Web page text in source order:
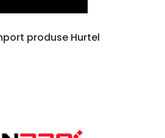
produse Hurtel